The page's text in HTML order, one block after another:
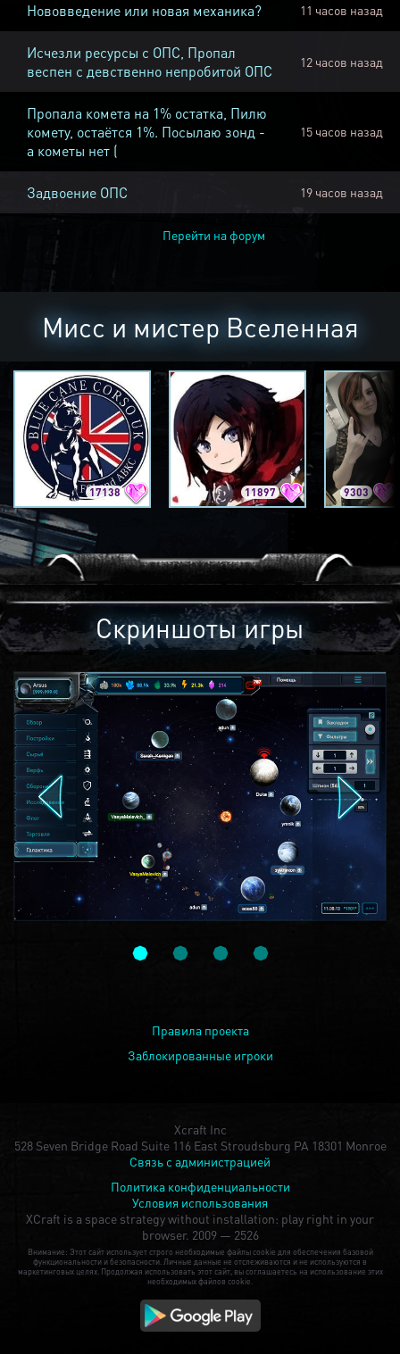
Нововведение или новая механика? 11 часов назад
Исчезли ресурсы с ОПС, Пропал
веспен с девственно непробитой ОПС
12 часов назад
Пропала комета на 1% остатка, Пилю
комету, остаётся 1%. Посылаю зонд -
а кометы нет (
15 часов назад
Задвоение ОПС 19 часов назад
Перейти на форум
Мисс и мистер Вселенная
17138 11897 9303
Скриншоты игры
Правила проекта
Заблокированные игроки
Xcraft Inc
528 Seven Bridge Road Suite 116 East Stroudsburg PA 18301 Monroe
Связь с администрацией
Политика конфиденциальности
Условия использования
XCraft is a space strategy without installation: play right in your
browser. 2009 — 2526
Внимание: Этот сайт использует строго необходимые файлы cookie для обеспечения базовой
функциональности и безопасности. Личные данные не отслеживаются и не используются в
маркетинговых целях. Продолжая использовать этот сайт, вы соглашаетесь на использование этих
необходимых файлов cookie.